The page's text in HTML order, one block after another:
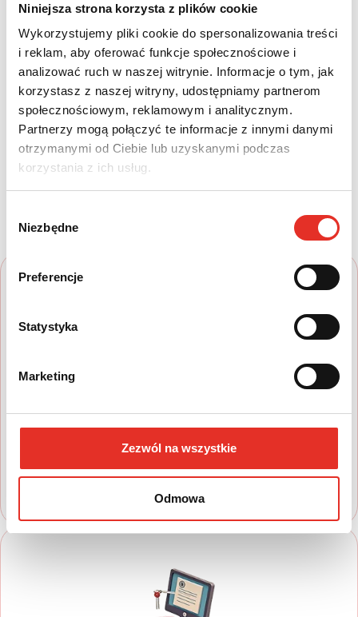
Niniejsza strona korzysta z plików cookie
Wykorzystujemy pliki cookie do spersonalizowania treści
i reklam, aby oferować funkcje społecznościowe i
analizować ruch w naszej witrynie. Informacje o tym, jak
korzystasz z naszej witryny, udostępniamy partnerom
społecznościowym, reklamowym i analitycznym.
Partnerzy mogą połączyć te informacje z innymi danymi
otrzymanymi od Ciebie lub uzyskanymi podczas
korzystania z ich usług.
zgody
Niezbędne
Preferencje
Statystyka
Marketing
Zezwól na wszystkie
Odmowa
Benzyna
Leasing netto od:
1 472 zł
1 811 zł brutto / msc.
Cena brutto:
115 940 zł
Twój nowy samochód w kilku
Wyszukaj auto
model, który najbardziej spełnia Twoje
oczekiwania